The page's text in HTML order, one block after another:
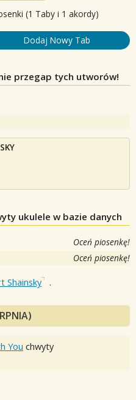
(1 Taby i 1 akordy)
Dodaj Nowy Tab
przegap tych utworów!
ukulele w bazie danych
Oceń piosenkę!
Oceń piosenkę!
Shainsky .
You chwyty